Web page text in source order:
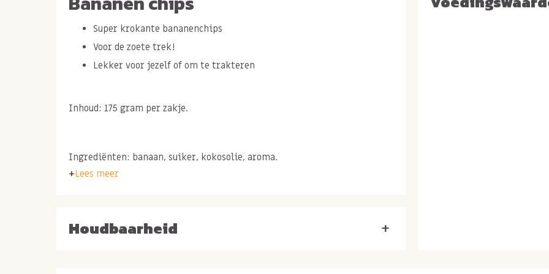
Super krokante bananenchips
Voor de zoete trek!
Lekker voor jezelf of om te trakteren
Inhoud: 175 gram per zakje.
Ingrediënten: banaan, suiker, kokosolie, aroma.
Lees meer
Houdbaarheid +